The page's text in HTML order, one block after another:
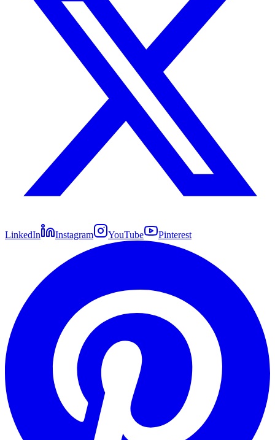
LinkedIn Instagram YouTube Pinterest